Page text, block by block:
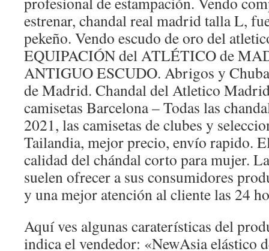
estrenar, chandal real madrid talla L,
pekeño. Vendo escudo de oro del
EQUIPACIÓN del ATLÉTICO de
ANTIGUO ESCUDO. Abrigos y
de Madrid. Chandal del Atletico
camisetas Barcelona – Todas las
2021, las camisetas de clubes y
Tailandia, mejor precio, envío rapido.
calidad del chándal corto para mujer.
suelen ofrecer a sus consumidores
y una mejor atención al cliente las 24
Aquí ves algunas caraterísticas del
indica el vendedor: «NewAsia elástico